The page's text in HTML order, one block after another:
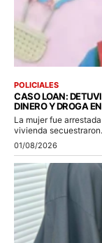
POLICIALES
CASO LOAN:
DINERO Y DROGA
La mujer fue
vivienda
01/08/2026